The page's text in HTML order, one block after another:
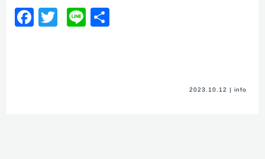
Facebook
Twitter
Line
2023.10.12 | info